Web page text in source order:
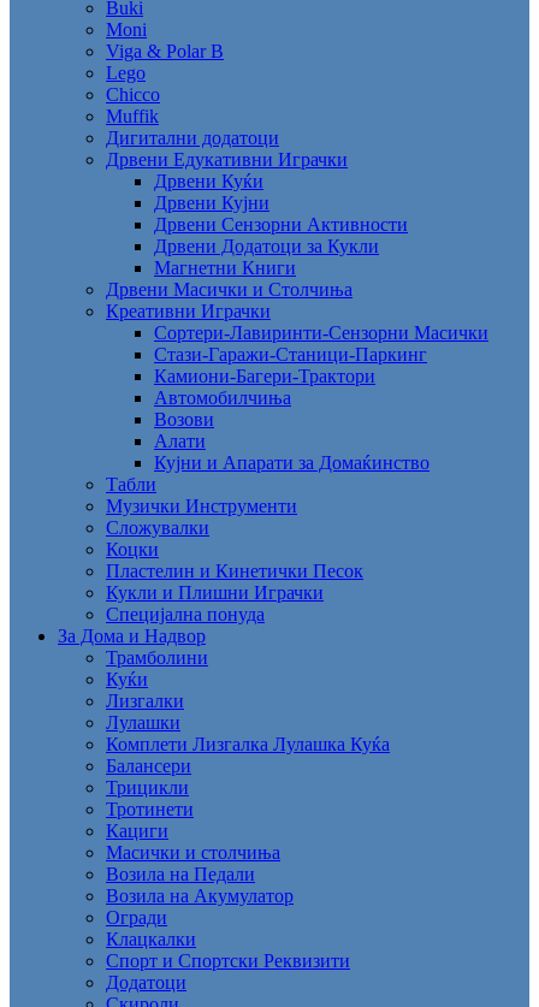
Buki
Moni
Viga & Polar B
Lego
Chicco
Muffik
Дигитални додатоци
Дрвени Едукативни Играчки
Дрвени Куќи
Дрвени Кујни
Дрвени Сензорни Активности
Дрвени Додатоци за Кукли
Магнетни Книги
Дрвени Масички и Столчиња
Креативни Играчки
Сортери-Лавиринти-Сензорни Масички
Стази-Гаражи-Станици-Паркинг
Камиони-Багери-Трактори
Автомобилчиња
Возови
Алати
Кујни и Апарати за Домаќинство
Табли
Музички Инструменти
Сложувалки
Коцки
Пластелин и Кинетички Песок
Кукли и Плишни Играчки
Специјална понуда
За Дома и Надвор
Трамболини
Куќи
Лизгалки
Лулашки
Комплети Лизгалка Лулашка Куќа
Балансери
Трицикли
Тротинети
Кациги
Mасички и столчиња
Возила на Педали
Возила на Акумулатор
Огради
Клацкалки
Спорт и Спортски Реквизити
Додатоци